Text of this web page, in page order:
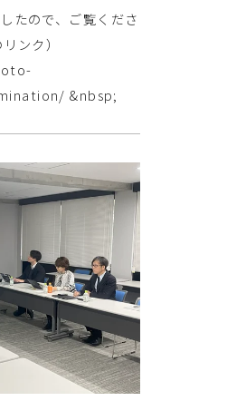
の声
たので、ご覧くださ
ンク）
&nbsp;